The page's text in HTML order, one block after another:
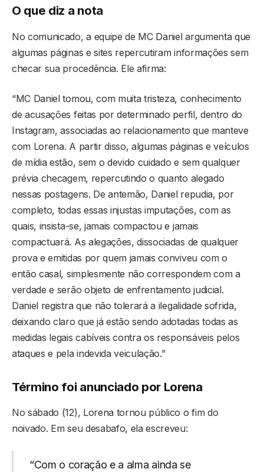
O que diz a nota
No comunicado, a equipe de MC Daniel argumenta que
algumas páginas e sites repercutiram informações sem
checar sua procedência. Ele afirma:
“MC Daniel tomou, com muita tristeza, conhecimento
de acusações feitas por determinado perfil, dentro do
Instagram, associadas ao relacionamento que manteve
com Lorena. A partir disso, algumas páginas e veículos
de mídia estão, sem o devido cuidado e sem qualquer
prévia checagem, repercutindo o quanto alegado
nessas postagens. De antemão, Daniel repudia, por
completo, todas essas injustas imputações, com as
quais, insista-se, jamais compactou e jamais
compactuará. As alegações, dissociadas de qualquer
prova e emitidas por quem jamais conviveu com o
então casal, simplesmente não correspondem com a
verdade e serão objeto de enfrentamento judicial.
Daniel registra que não tolerará a ilegalidade sofrida,
deixando claro que já estão sendo adotadas todas as
medidas legais cabíveis contra os responsáveis pelos
ataques e pela indevida veiculação.”
Término foi anunciado por Lorena
No sábado (12), Lorena tornou público o fim do
noivado. Em seu desabafo, ela escreveu:
“Com o coração e a alma ainda se